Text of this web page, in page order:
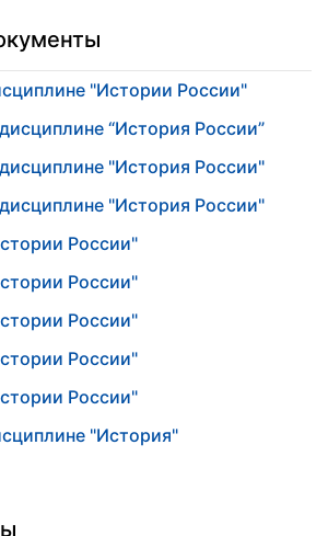
"Истории России"
“История России”
"История России"
"История России"
России"
России"
России"
России"
России"
"История"